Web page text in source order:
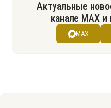
Актуальные
канале МАХ и
MAX